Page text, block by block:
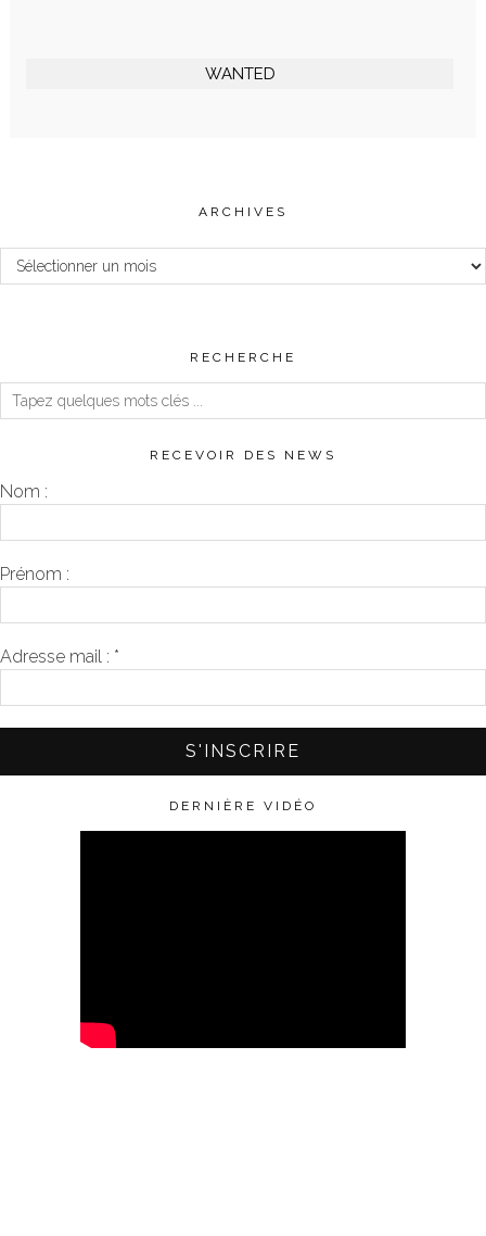
WANTED
ARCHIVES
Archives
RECHERCHE
RECEVOIR DES NEWS
Nom :
Prénom :
Adresse mail : *
DERNIÈRE VIDÉO